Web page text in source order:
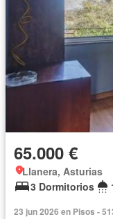
65.000 €
Llanera, Asturias
3 Dormitorios
23 jun 2026 en Pisos -